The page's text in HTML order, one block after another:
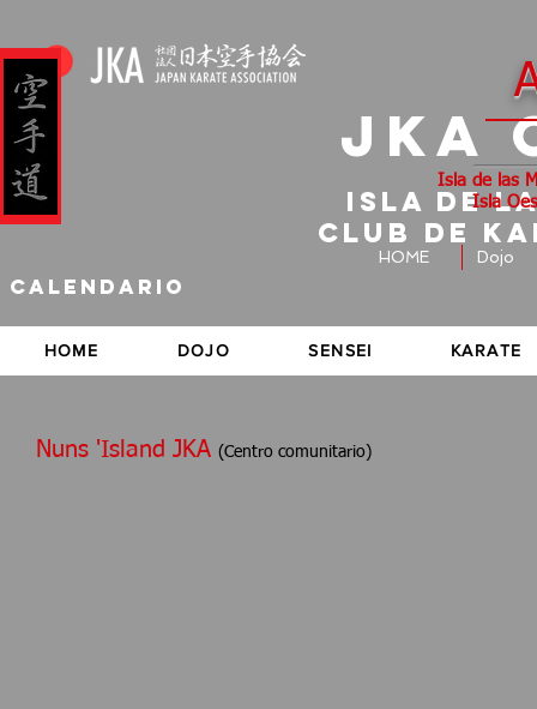
JKA
Isla de
CLUB DE
calendario
HOME DOJO SENSEI KARATE
Isla de las
Isla
HOME Dojo
Nuns 'Island JKA (Centro comunitario)